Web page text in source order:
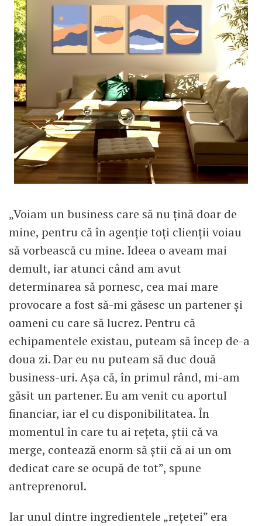
„Voiam un business care să nu țină doar de
mine, pentru că în agenție toți clienții voiau
să vorbească cu mine. Ideea o aveam mai
demult, iar atunci când am avut
determinarea să pornesc, cea mai mare
provocare a fost să-mi găsesc un partener și
oameni cu care să lucrez. Pentru că
echipamentele existau, puteam să încep de-a
doua zi. Dar eu nu puteam să duc două
business-uri. Așa că, în primul rând, mi-am
găsit un partener. Eu am venit cu aportul
financiar, iar el cu disponibilitatea. În
momentul în care tu ai rețeta, știi că va
merge, contează enorm să știi că ai un om
dedicat care se ocupă de tot”, spune
antreprenorul.
Iar unul dintre ingredientele „rețetei” era